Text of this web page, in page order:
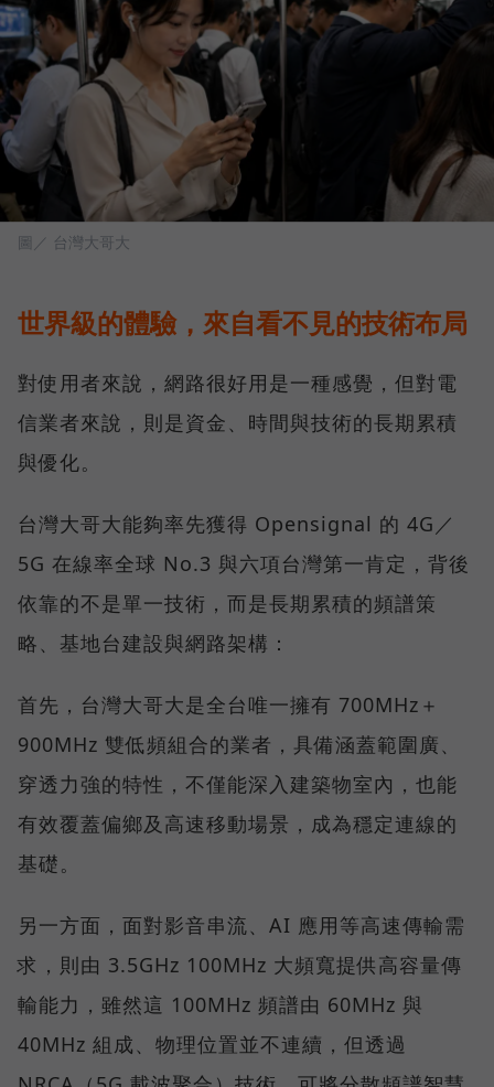
圖／ 台灣大哥大
世界級的體驗，來自看不見的技術布局
對使用者來說，網路很好用是一種感覺，但對電
信業者來說，則是資金、時間與技術的長期累積
與優化。
台灣大哥大能夠率先獲得 Opensignal 的 4G／
5G 在線率全球 No.3 與六項台灣第一肯定，背後
依靠的不是單一技術，而是長期累積的頻譜策
略、基地台建設與網路架構：
首先，台灣大哥大是全台唯一擁有 700MHz＋
900MHz 雙低頻組合的業者，具備涵蓋範圍廣、
穿透力強的特性，不僅能深入建築物室內，也能
有效覆蓋偏鄉及高速移動場景，成為穩定連線的
基礎。
另一方面，面對影音串流、AI 應用等高速傳輸需
求，則由 3.5GHz 100MHz 大頻寬提供高容量傳
輸能力，雖然這 100MHz 頻譜由 60MHz 與
40MHz 組成、物理位置並不連續，但透過